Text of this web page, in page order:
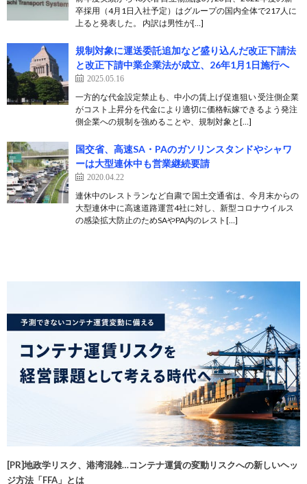
卒採用（4月1日入社予定）はグループの国内全体で217人に
上ると発表した。 内訳は男性が[…]
規制対象に運送委託追加など盛り込んだ改正下請法
と改正下請中業企業法が成立、26年1月1日施行へ
2025.05.16
一方的な代金設定禁止も、中小の賃上げ促進狙い 受注側企業
がコスト上昇分を代金により適切に価格転嫁できるよう発注
側企業への規制を強めることや、規制対象と[…]
国交省、高速SA・PAのガソリンスタンドやシャワ
ーは大型連休中も営業継続要請
2020.04.22
連休中のレストランなど自粛で 国土交通省は、今月末からの
大型連休中に高速道路運営4社に対し、新型コロナウイルス
の感染拡大防止のためSAやPA内のレスト[…]
[PR]地政学リスク、港湾混雑…コンテナ運賃の変動リスクへの新しいヘッ
ジ方法「FFA」とは